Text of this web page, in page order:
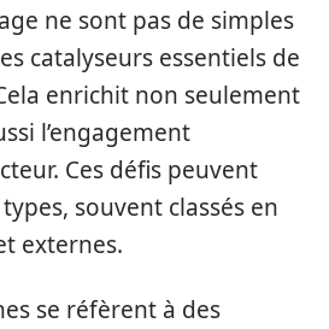
ne sont pas de simples
catalyseurs essentiels de
enrichit non seulement
l’engagement
Ces défis peuvent
souvent classés en
externes.
se réfèrent à des